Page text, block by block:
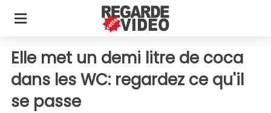
Elle met un demi litre de coca
dans les WC: regardez ce qu'il
se passe